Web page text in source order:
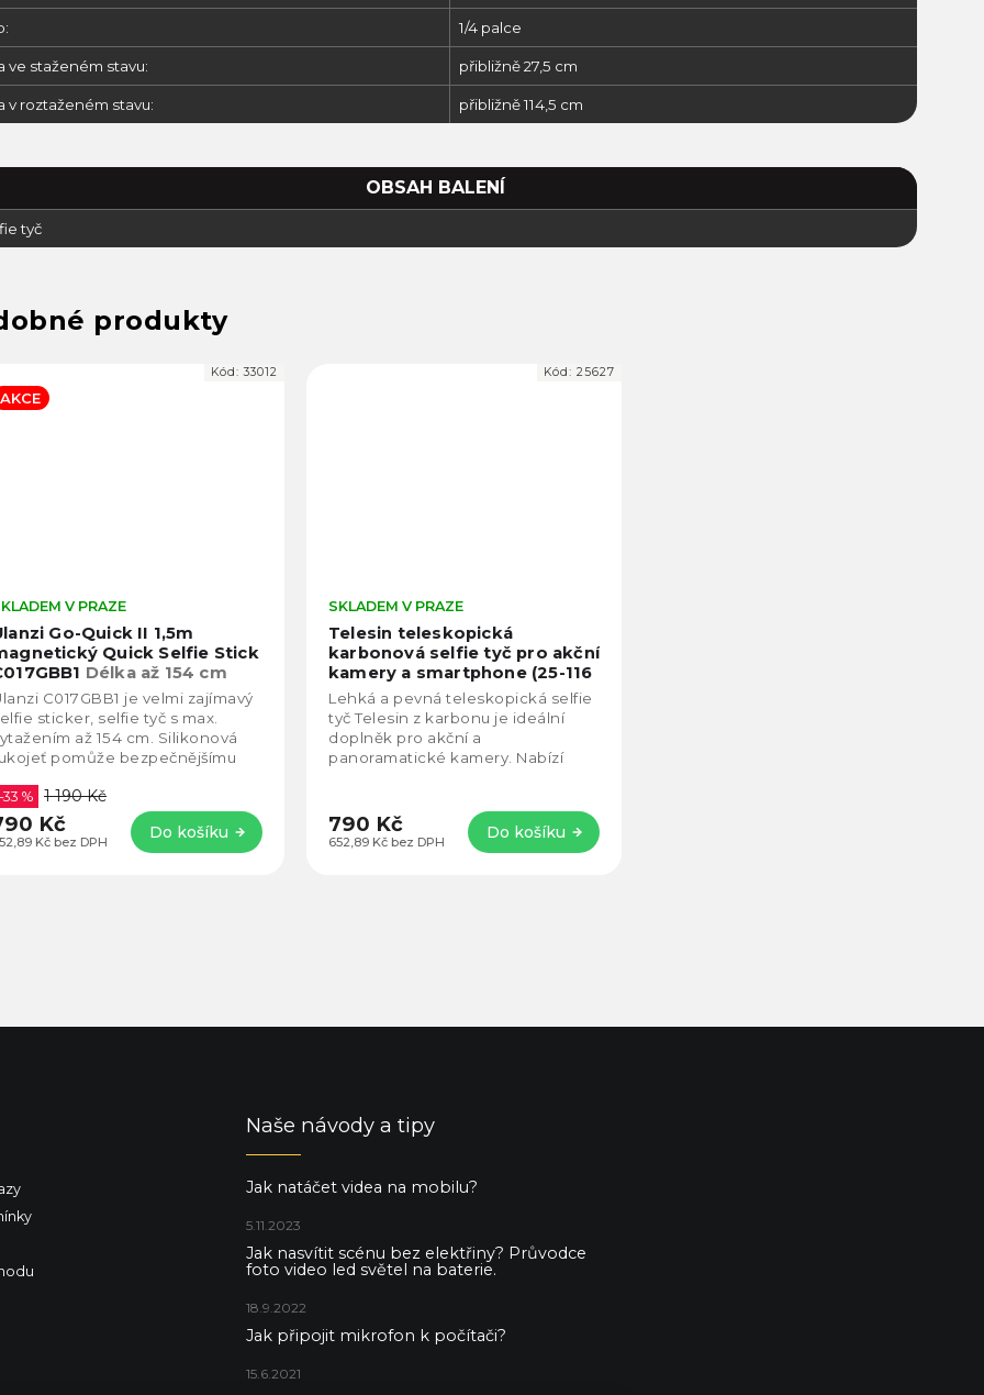
1/4 palce
ve staženém stavu: přibližně 27,5 cm
v roztaženém stavu: přibližně 114,5 cm
OBSAH BALENÍ
tyč
AKCE
Go-Quick II 1,5m
Quick Selfie Stick
Délka až 154 cm
V PRAZE
Kč bez DPH
% 1 190 Kč
Kč Do košíku
C017GBB1 je velmi zajímavý
sticker, selfie tyč s max.
až 154 cm. Silikonová
pomůže bezpečnějšímu
Kód:33012
Telesin teleskopická
karbonová selfie tyč pro akční
kamery a smartphone (25-116
cm)
SKLADEM V PRAZE
652,89 Kč bez DPH
790 Kč Do košíku
Lehká a pevná teleskopická selfie
tyč Telesin z karbonu je ideální
doplněk pro akční a
panoramatické kamery. Nabízí
Kód: 25627
Naše návody a tipy
Jak natáčet videa na mobilu?
5.11.2023
Jak nasvítit scénu bez elektřiny? Průvodce
foto video led světel na baterie.
18.9.2022
Jak připojit mikrofon k počítači?
15.6.2021